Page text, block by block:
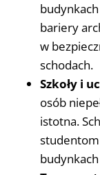
bariery
w
schodach.
Szkoły i
osób
istotna.